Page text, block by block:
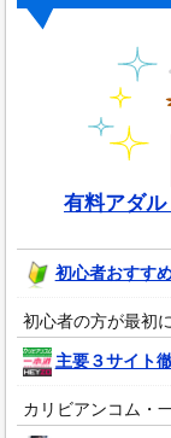
有料アダ
初心者おすす
初心者の方が最初
主要３サイト
カリビアンコム・